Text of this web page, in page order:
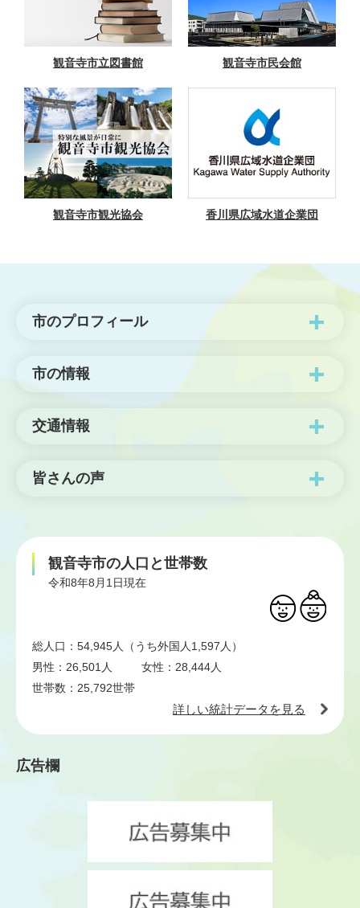
観音寺市立図書館 観音寺市民会館
観音寺市観光協会 香川県広域水道企業団
市のプロフィール
市の情報
交通情報
皆さんの声
観音寺市の人口と世帯数
令和8年8月1日現在
総人口： 54,945人（うち外国人1,597人）
男性： 26,501人 女性： 28,444人
世帯数： 25,792世帯
詳しい統計データを見る
広告欄